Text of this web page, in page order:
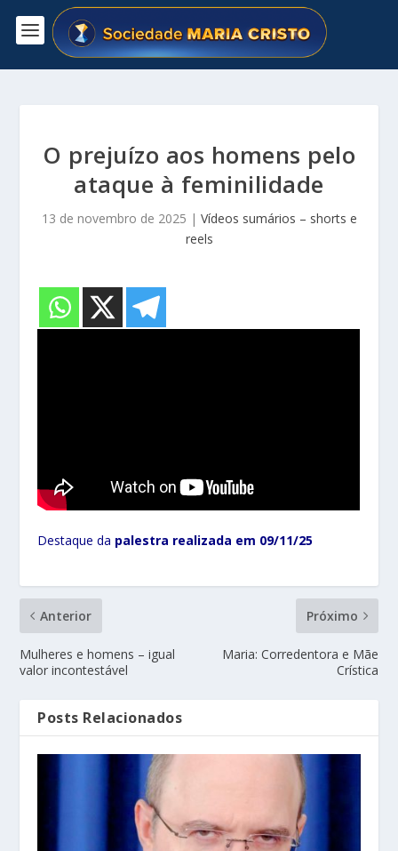
O prejuízo aos homens pelo
ataque à feminilidade
13 de novembro de 2025 | Vídeos sumários – shorts e
reels
Destaque da palestra realizada em 09/11/25
Anterior
Mulheres e homens – igual
valor incontestável
Próximo
Maria: Corredentora e Mãe
Crística
Posts Relacionados